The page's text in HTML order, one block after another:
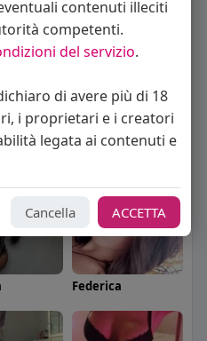
Elisa Esposito
Federica
contenuti illeciti
competenti.
del servizio.
di avere più di 18
i proprietari e i creatori
legata ai contenuti e
Cancella ACCETTA